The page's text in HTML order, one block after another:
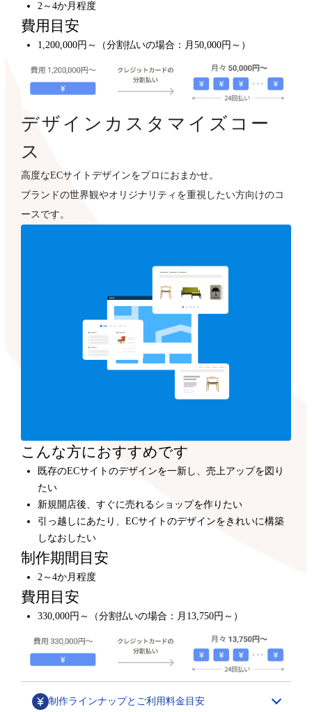
2～4か月程度
費用目安
1,200,000円～（分割払いの場合：月50,000円～）
デザインカスタマイズコー
ス
高度なECサイトデザインをプロにおまかせ。
ブランドの世界観やオリジナリティを重視したい方向けのコ
ースです。
こんな方におすすめです
既存のECサイトのデザインを一新し、売上アップを図り
たい
新規開店後、すぐに売れるショップを作りたい
引っ越しにあたり、ECサイトのデザインをきれいに構築
しなおしたい
制作期間目安
2～4か月程度
費用目安
330,000円～（分割払いの場合：月13,750円～）
制作ラインナップとご利用料金目安